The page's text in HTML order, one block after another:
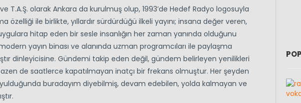
T.A.Ş. olarak Ankara da kurulmuş olup, 1993’de Hedef Radyo logosuyla
özelliği ile birlikte, yıllardır sürdürdüğü ilkeli yayını; insana değer veren,
hitap eden bir sesle insanlığın her zaman yanında olduğunu
yayın binası ve alanında uzman programcıları ile paylaşma
dinleyicisine. Gündemi takip eden değil, gündem belirleyen yenilikleri
de saatlerce kapatılmayan inatçı bir frekans olmuştur. Her şeyden
buradayım diyebilmiş, devam edebilen, yolda kalmayan ve